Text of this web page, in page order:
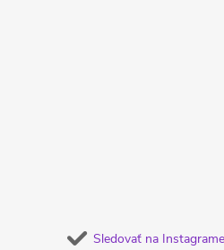
Sledovať na Instagrame